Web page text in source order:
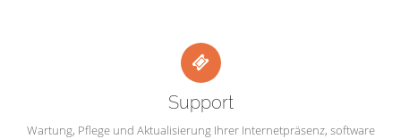
Support
Wartung, Pflege und Aktualisierung Ihrer Internetpräsenz, software